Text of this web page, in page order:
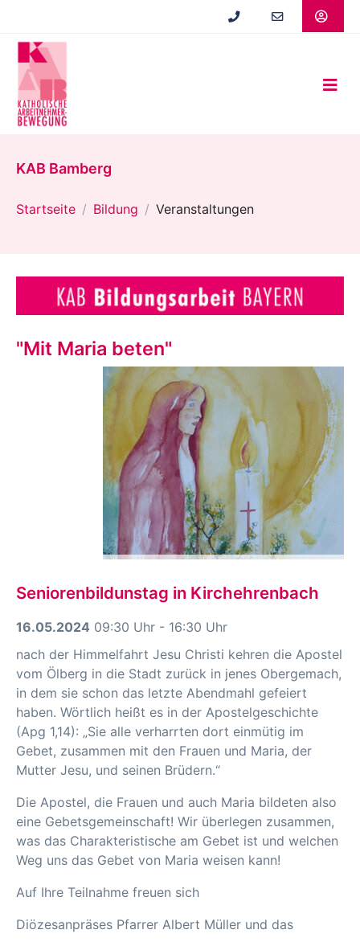
springen
KAB Bamberg
Startseite Bildung Veranstaltungen
"Mit Maria beten"
Seniorenbildunstag in Kirchehrenbach
16.05.2024 09:30 Uhr - 16:30 Uhr
nach der Himmelfahrt Jesu Christi kehren die Apostel
vom Ölberg in die Stadt zurück in jenes Obergemach,
in dem sie schon das letzte Abendmahl gefeiert
haben. Wörtlich heißt es in der Apostelgeschichte
(Apg 1,14): „Sie alle verharrten dort einmütig im
Gebet, zusammen mit den Frauen und Maria, der
Mutter Jesu, und seinen Brüdern.“
Die Apostel, die Frauen und auch Maria bildeten also
eine Gebetsgemeinschaft! Wir überlegen zusammen,
was das Charakteristische am Gebet ist und welchen
Weg uns das Gebet von Maria weisen kann!
Auf Ihre Teilnahme freuen sich
Diözesanpräses Pfarrer Albert Müller und das